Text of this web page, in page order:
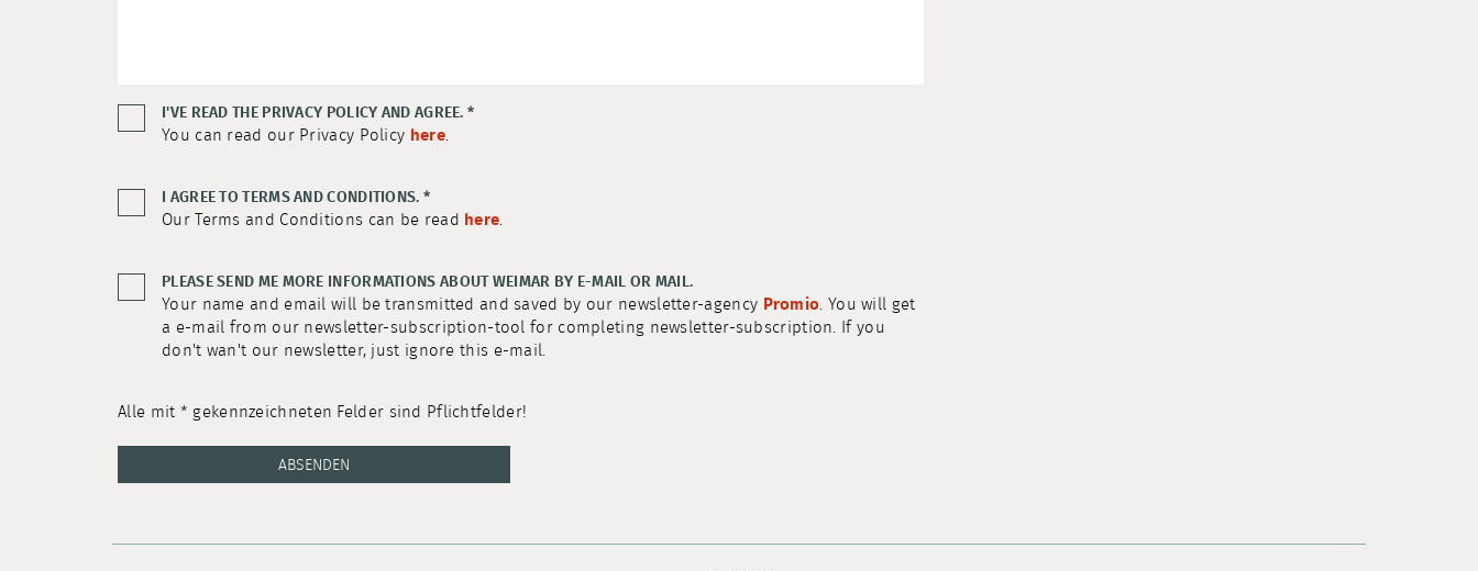
I'VE READ THE PRIVACY POLICY AND AGREE. *
You can read our Privacy Policy here.
I AGREE TO TERMS AND CONDITIONS. *
Our Terms and Conditions can be read here.
PLEASE SEND ME MORE INFORMATIONS ABOUT WEIMAR BY E-MAIL OR MAIL.
Your name and email will be transmitted and saved by our newsletter-agency Promio. You will get
a e-mail from our newsletter-subscription-tool for completing newsletter-subscription. If you
don't wan't our newsletter, just ignore this e-mail.
Alle mit * gekennzeichneten Felder sind Pflichtfelder!
ABSENDEN